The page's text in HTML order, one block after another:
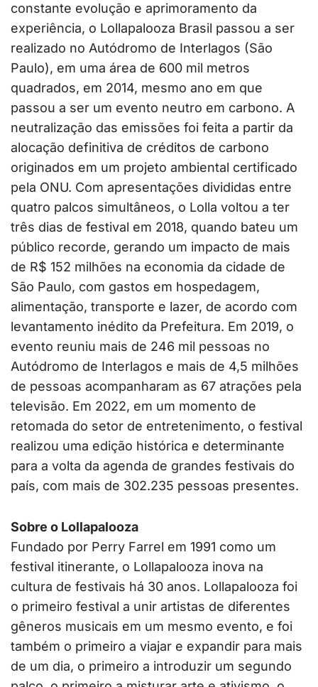
constante evolução e aprimoramento da
experiência, o Lollapalooza Brasil passou a ser
realizado no Autódromo de Interlagos (São
Paulo), em uma área de 600 mil metros
quadrados, em 2014, mesmo ano em que
passou a ser um evento neutro em carbono. A
neutralização das emissões foi feita a partir da
alocação definitiva de créditos de carbono
originados em um projeto ambiental certificado
pela ONU. Com apresentações divididas entre
quatro palcos simultâneos, o Lolla voltou a ter
três dias de festival em 2018, quando bateu um
público recorde, gerando um impacto de mais
de R$ 152 milhões na economia da cidade de
São Paulo, com gastos em hospedagem,
alimentação, transporte e lazer, de acordo com
levantamento inédito da Prefeitura. Em 2019, o
evento reuniu mais de 246 mil pessoas no
Autódromo de Interlagos e mais de 4,5 milhões
de pessoas acompanharam as 67 atrações pela
televisão. Em 2022, em um momento de
retomada do setor de entretenimento, o festival
realizou uma edição histórica e determinante
para a volta da agenda de grandes festivais do
país, com mais de 302.235 pessoas presentes.
Sobre o Lollapalooza
Fundado por Perry Farrel em 1991 como um
festival itinerante, o Lollapalooza inova na
cultura de festivais há 30 anos. Lollapalooza foi
o primeiro festival a unir artistas de diferentes
gêneros musicais em um mesmo evento, e foi
também o primeiro a viajar e expandir para mais
de um dia, o primeiro a introduzir um segundo